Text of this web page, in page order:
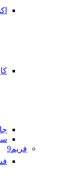
فریم9